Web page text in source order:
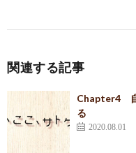
関連する記事
Chapter4 自
る
2020.08.01